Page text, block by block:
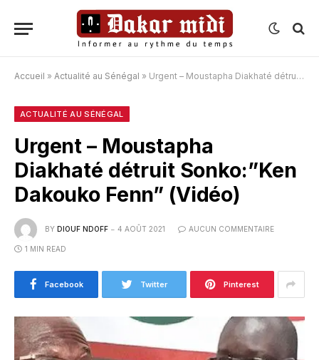
Accueil » Actualité au Sénégal » Urgent – Moustapha Diakhaté détruit Sonko:”Ken Dakouko Fenn” (Vidéo)
ACTUALITÉ AU SÉNÉGAL
Urgent – Moustapha
Diakhaté détruit Sonko:”Ken
Dakouko Fenn” (Vidéo)
BY DIOUF NDOFF 4 AOÛT 2021 AUCUN COMMENTAIRE
1 MIN READ
Facebook Twitter Pinterest